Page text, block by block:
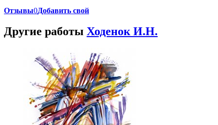
Отзывы0Добавить свой
Другие работы Ходенок И.Н.